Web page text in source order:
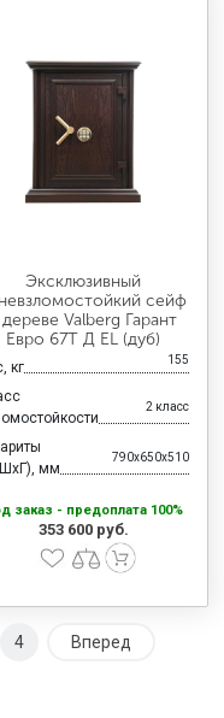
Эксклюзивный
сейф
дереве Valberg Гарант
Евро 67Т Д EL (дуб)
кг 155
2 класс
мм
790x650x510
заказ - предоплата 100%
353 600 руб.
4 Вперед